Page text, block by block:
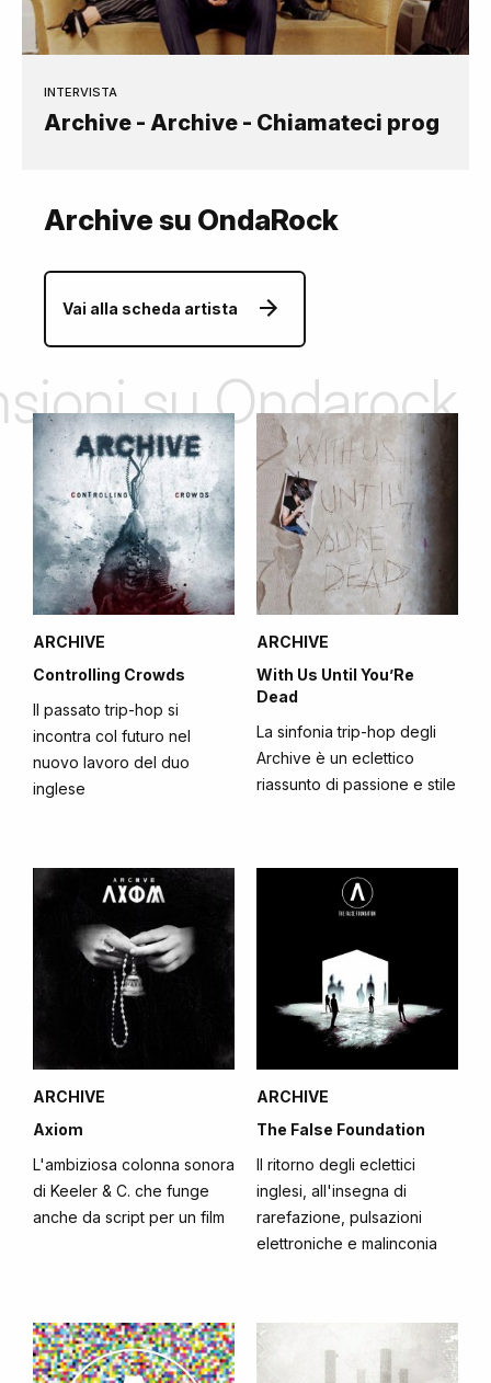
INTERVISTA
Archive - Archive - Chiamateci prog
Archive su OndaRock
Vai alla scheda artista
su Ondarock
ARCHIVE
Controlling Crowds
Il passato trip-hop si
incontra col futuro nel
nuovo lavoro del duo
inglese
ARCHIVE
With Us Until You’Re
Dead
La sinfonia trip-hop degli
Archive è un eclettico
riassunto di passione e stile
ARCHIVE
Axiom
L'ambiziosa colonna sonora
di Keeler & C. che funge
anche da script per un film
ARCHIVE
The False Foundation
Il ritorno degli eclettici
inglesi, all'insegna di
rarefazione, pulsazioni
elettroniche e malinconia